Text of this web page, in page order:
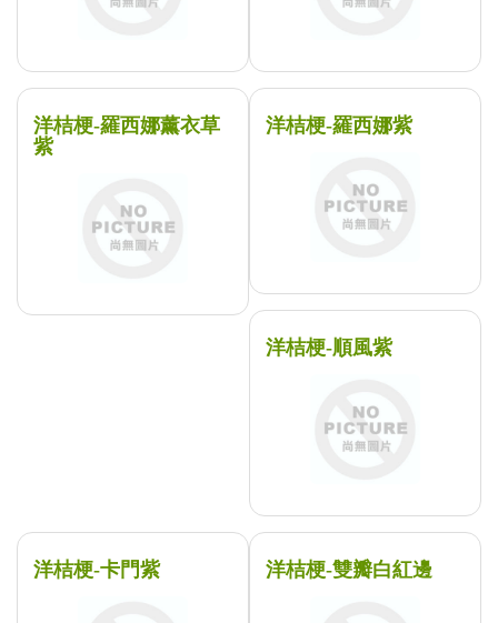
洋桔梗-羅西娜薰衣草
紫
洋桔梗-羅西娜紫
洋桔梗-順風紫
洋桔梗-卡門紫 洋桔梗-雙瓣白紅邊